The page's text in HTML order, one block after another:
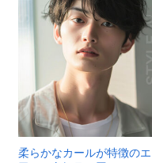
柔らかなカールが特徴のエ